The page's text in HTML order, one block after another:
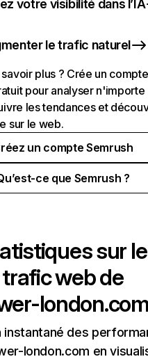
votre visibilité dans l’IA
le trafic naturel
plus ? Crée un compte
pour analyser n'importe
les tendances et
sur le web.
un compte Semrush
ce que Semrush ?
sur le
trafic web de
instantané des
london.com en